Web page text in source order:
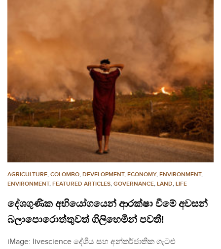
AGRICULTURE, COLOMBO, DEVELOPMENT, ECONOMY, ENVIRONMENT,
ENVIRONMENT, FEATURED ARTICLES, GOVERNANCE, LAND, LIFE
දේශගුණික අභියෝගයෙන් ආරක්ෂා වීමේ අවසන්
බලාපොරොත්තුවත් ගිලිහෙමින් පවතී!
iMage: livescience දේශීය සහ අන්තර්ජාතික ගැටළු